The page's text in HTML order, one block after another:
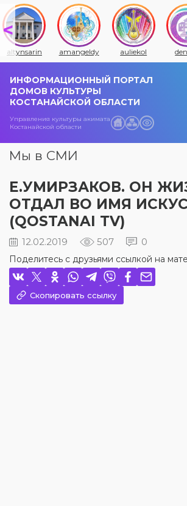
altynsarin amangeldy auliekol
ИНФОРМАЦИОННЫЙ ПОРТАЛ
ДОМОВ КУЛЬТУРЫ
КОСТАНАЙСКОЙ ОБЛАСТИ
Управления культуры акимата
Костанайской области
Мы в СМИ
Е.УМИРЗАКОВ. ОН
ОТДАЛ ВО ИМЯ
(QOSTANAI TV)
12.02.2019 507 0
Поделитесь с друзьями ссылкой на
Скопировать ссылку